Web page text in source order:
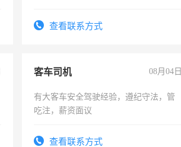
录，客服要求45岁以下高中以上文化，
查看联系方式
客车司机 08月04日
有大客车安全驾驶经验，遵纪守法，管
吃注，薪资面议
查看联系方式